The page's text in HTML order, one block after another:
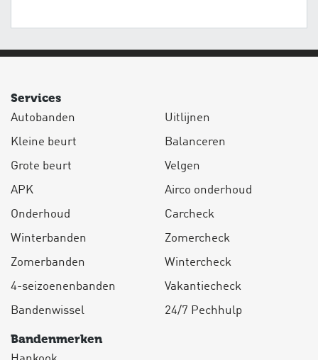
Services
Autobanden
Kleine beurt
Grote beurt
APK
Onderhoud
Winterbanden
Zomerbanden
4-seizoenenbanden
Bandenwissel
Uitlijnen
Balanceren
Velgen
Airco onderhoud
Carcheck
Zomercheck
Wintercheck
Vakantiecheck
24/7 Pechhulp
Bandenmerken